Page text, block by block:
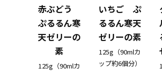
赤ぶどう
ぷるるん寒
天ゼリーの
素
125g（90mlカ
いちご ぷ
るるん寒天
ゼリーの素
125g（90mlカ
ップ約6個分）